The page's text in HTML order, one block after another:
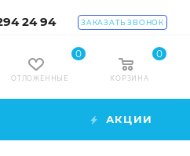
24 94 ЗАКАЗАТЬ ЗВОНОК
ОТЛОЖЕННЫЕ
0
КОРЗИНА
0
АКЦИИ